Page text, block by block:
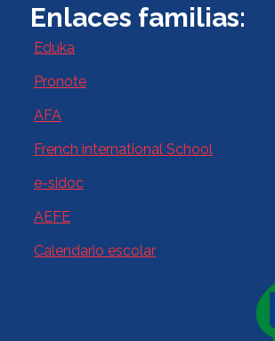
Enlaces familias:
Eduka
Pronote
AFA
French international School
e-sidoc
AEFE
Calendario escolar